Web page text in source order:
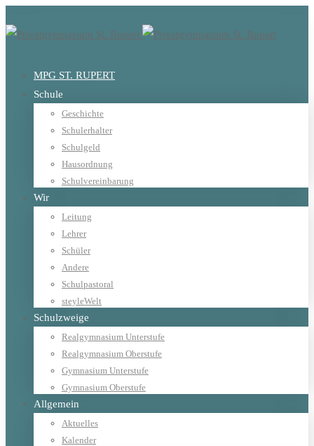
MPG ST. RUPERT
Schule
Geschichte
Schulerhalter
Schulgeld
Hausordnung
Schulvereinbarung
Wir
Leitung
Lehrer
Schüler
Andere
Schulpastoral
steyleWelt
Schulzweige
Realgymnasium Unterstufe
Realgymnasium Oberstufe
Gymnasium Unterstufe
Gymnasium Oberstufe
Allgemein
Aktuelles
Kalender